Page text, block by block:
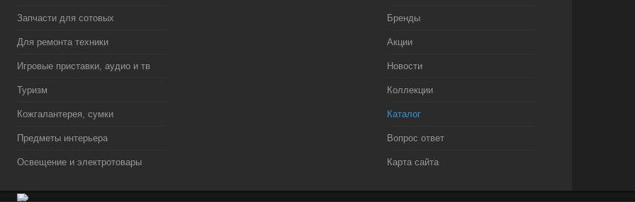
Запчасти для сотовых
Для ремонта техники
Игровые приставки, аудио и тв
Туризм
Кожгалантерея, сумки
Предметы интерьера
Освещение и электротовары
Бренды
Акции
Новости
Коллекции
Каталог
Вопрос ответ
Карта сайта